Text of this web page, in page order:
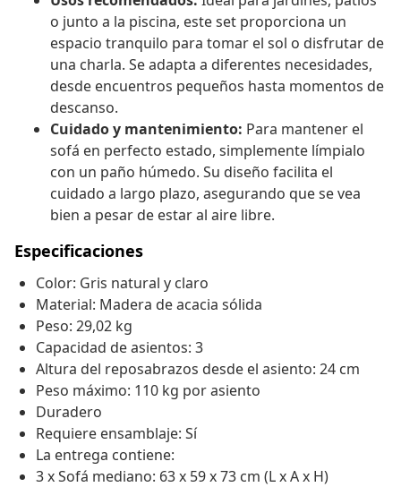
o junto a la piscina, este set proporciona un
espacio tranquilo para tomar el sol o disfrutar de
una charla. Se adapta a diferentes necesidades,
desde encuentros pequeños hasta momentos de
descanso.
Cuidado y mantenimiento: Para mantener el
sofá en perfecto estado, simplemente límpialo
con un paño húmedo. Su diseño facilita el
cuidado a largo plazo, asegurando que se vea
bien a pesar de estar al aire libre.
Especificaciones
Color: Gris natural y claro
Material: Madera de acacia sólida
Peso: 29,02 kg
Capacidad de asientos: 3
Altura del reposabrazos desde el asiento: 24 cm
Peso máximo: 110 kg por asiento
Duradero
Requiere ensamblaje: Sí
La entrega contiene:
3 x Sofá mediano: 63 x 59 x 73 cm (L x A x H)